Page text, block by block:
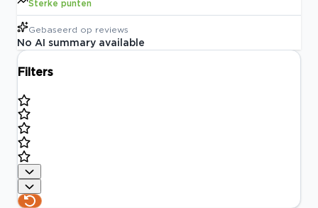
Sterke punten
Gebaseerd op reviews
No AI summary available
Filters